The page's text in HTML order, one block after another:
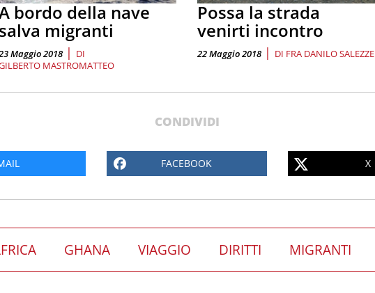
bordo della nave
salva migranti
Maggio 2018 | DI
MASTROMATTEO
Possa la strada
venirti incontro
22 Maggio 2018 | DI FRA DANILO SALEZZE
CONDIVIDI
FACEBOOK X
GHANA VIAGGIO DIRITTI MIGRANTI